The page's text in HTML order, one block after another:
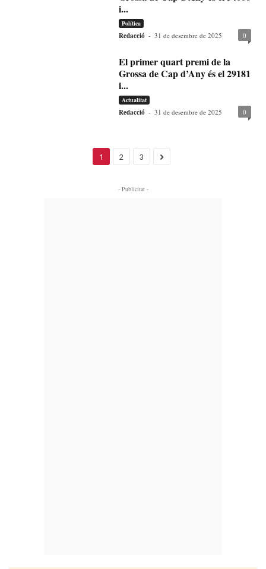
i...
Política
Redacció - 31 de desembre de 2025 0
El primer quart premi de la
Grossa de Cap d’Any és el 29181
i...
Actualitat
Redacció - 31 de desembre de 2025 0
1 2 3
- Publicitat -